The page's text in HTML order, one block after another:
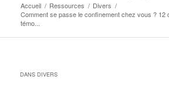
Accueil / Ressources / Divers /
Comment se passe le confinement chez vous ? 12
témo...
DANS DIVERS